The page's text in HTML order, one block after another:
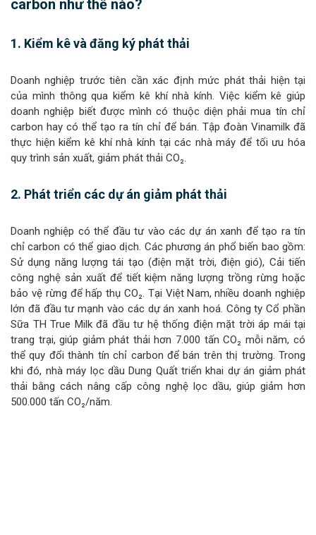
carbon như thế nào?
1. Kiểm kê và đăng ký phát thải
Doanh nghiệp trước tiên cần xác định mức phát thải hiện tại
của mình thông qua kiểm kê khí nhà kính. Việc kiểm kê giúp
doanh nghiệp biết được mình có thuộc diện phải mua tín chỉ
carbon hay có thể tạo ra tín chỉ để bán. Tập đoàn Vinamilk đã
thực hiện kiểm kê khí nhà kính tại các nhà máy để tối ưu hóa
quy trình sản xuất, giảm phát thải CO₂.
2. Phát triển các dự án giảm phát thải
Doanh nghiệp có thể đầu tư vào các dự án xanh để tạo ra tín
chỉ carbon có thể giao dịch. Các phương án phổ biến bao gồm:
Sử dụng năng lượng tái tạo (điện mặt trời, điện gió), Cải tiến
công nghệ sản xuất để tiết kiệm năng lượng trồng rừng hoặc
bảo vệ rừng để hấp thụ CO₂. Tại Việt Nam, nhiều doanh nghiệp
lớn đã đầu tư mạnh vào các dự án xanh hoá. Công ty Cổ phần
Sữa TH True Milk đã đầu tư hệ thống điện mặt trời áp mái tại
trang trại, giúp giảm phát thải hơn 7.000 tấn CO₂ mỗi năm, có
thể quy đổi thành tín chỉ carbon để bán trên thị trường. Trong
khi đó, nhà máy lọc dầu Dung Quất triển khai dự án giảm phát
thải bằng cách nâng cấp công nghệ lọc dầu, giúp giảm hơn
500.000 tấn CO₂/năm.